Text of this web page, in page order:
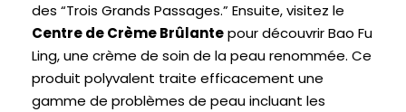
des “Trois Grands Passages.” Ensuite, visitez le
Centre de Crème Brûlantepour découvrir Bao Fu
Ling, une crème de soin de la peau renommée. Ce
produit polyvalent traite efficacement une
gamme de problèmes de peau incluant les